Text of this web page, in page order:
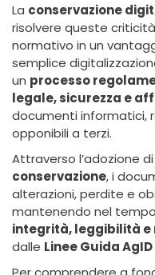
La conservazione
risolvere queste
normativo in un
semplice
un processo
legale, sicurezza e
documenti informatici,
opponibili a terzi.
Attraverso l’adozione
conservazione, i
alterazioni, perdite e
mantenendo nel
integrità, leggibilità
dalle Linee Guida AgID